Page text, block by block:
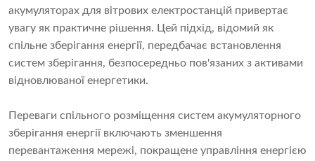
акумуляторах для вітрових електростанцій привертає
увагу як практичне рішення. Цей підхід, відомий як
спільне зберігання енергії, передбачає встановлення
систем зберігання, безпосередньо пов'язаних з активами
відновлюваної енергетики.
Переваги спільного розміщення систем акумуляторного
зберігання енергії включають зменшення
перевантаження мережі, покращене управління енергією